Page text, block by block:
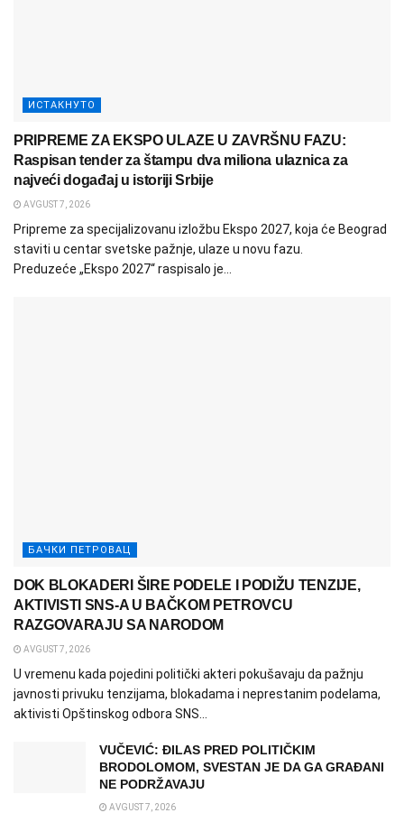
ИСТАКНУТО
PRIPREME ZA EKSPO ULAZE U ZAVRŠNU FAZU:
Raspisan tender za štampu dva miliona ulaznica za
najveći događaj u istoriji Srbije
AVGUST 7, 2026
Pripreme za specijalizovanu izložbu Ekspo 2027, koja će Beograd
staviti u centar svetske pažnje, ulaze u novu fazu.
Preduzeće „Ekspo 2027“ raspisalo je...
БАЧКИ ПЕТРОВАЦ
DOK BLOKADERI ŠIRE PODELE I PODIŽU TENZIJE,
AKTIVISTI SNS-A U BAČKOM PETROVCU
RAZGOVARAJU SA NARODOM
AVGUST 7, 2026
U vremenu kada pojedini politički akteri pokušavaju da pažnju
javnosti privuku tenzijama, blokadama i neprestanim podelama,
aktivisti Opštinskog odbora SNS...
VUČEVIĆ: ĐILAS PRED POLITIČKIM
BRODOLOMOM, SVESTAN JE DA GA GRAĐANI
NE PODRŽAVAJU
AVGUST 7, 2026